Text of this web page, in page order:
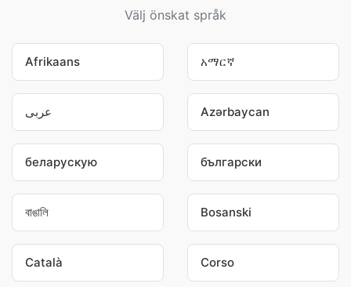
Välj önskat språk
Afrikaans አማርኛ
عربى Azərbaycan
беларускую български
বাঙালি Bosanski
Català Corso